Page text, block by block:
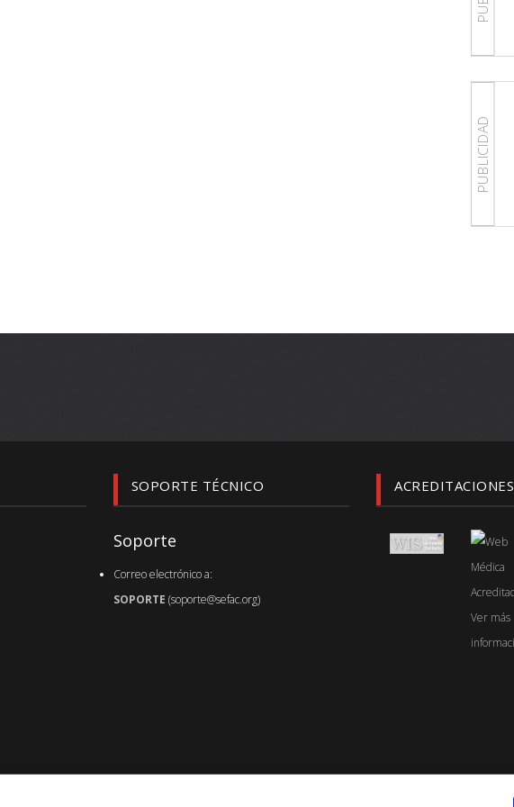
PUBLICIDAD
SOPORTE TÉCNICO
Soporte
Correo electrónico a:
SOPORTE (soporte@sefac.org)
ACREDITACIONES